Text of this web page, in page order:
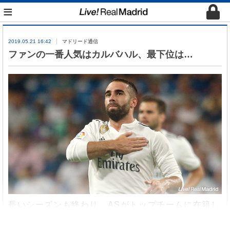
≡
2019.05.21 16:42 マドリード通信
ファンの一番人気はカルバハル、最下位は…
長いシーズンも終わり、ASがトップチームに在籍し